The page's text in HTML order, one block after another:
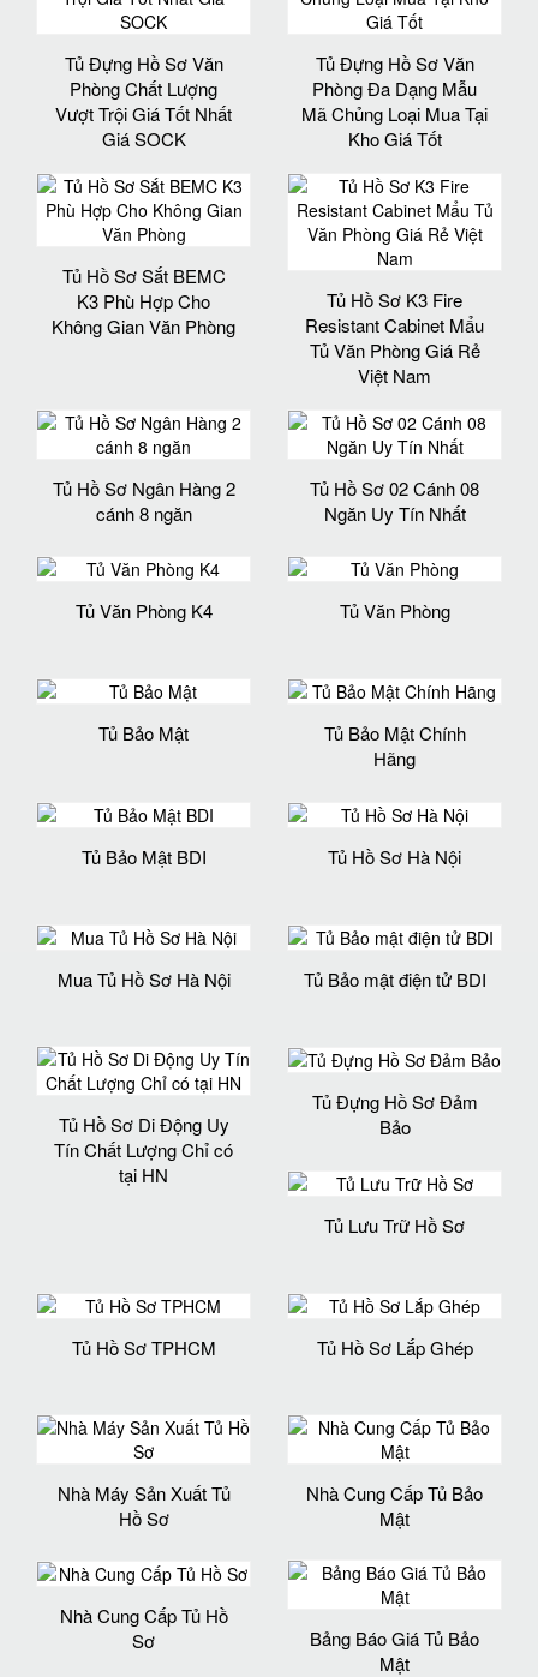
Tủ Đựng Hồ Sơ Văn
Phòng Chất Lượng
Vượt Trội Giá Tốt Nhất
Giá SOCK
Tủ Đựng Hồ Sơ Văn
Phòng Đa Dạng Mẫu
Mã Chủng Loại Mua Tại
Kho Giá Tốt
Tủ Hồ Sơ Sắt BEMC
K3 Phù Hợp Cho
Không Gian Văn Phòng
Tủ Hồ Sơ K3 Fire
Resistant Cabinet Mẩu
Tủ Văn Phòng Giá Rẻ
Việt Nam
Tủ Hồ Sơ Ngân Hàng 2
cánh 8 ngăn
Tủ Hồ Sơ 02 Cánh 08
Ngăn Uy Tín Nhất
Tủ Văn Phòng K4 Tủ Văn Phòng
Tủ Bảo Mật
Tủ Bảo Mật Chính
Hãng
Tủ Bảo Mật BDI Tủ Hồ Sơ Hà Nội
Mua Tủ Hồ Sơ Hà Nội Tủ Bảo mật điện tử BDI
Tủ Hồ Sơ Di Động Uy
Tín Chất Lượng Chỉ có
tại HN
Tủ Đựng Hồ Sơ Đảm
Bảo
Tủ Lưu Trữ Hồ Sơ
Tủ Hồ Sơ TPHCM Tủ Hồ Sơ Lắp Ghép
Nhà Máy Sản Xuất Tủ
Hồ Sơ
Nhà Cung Cấp Tủ Bảo
Mật
Nhà Cung Cấp Tủ Hồ
Sơ
Bảng Báo Giá Tủ Bảo
Mật